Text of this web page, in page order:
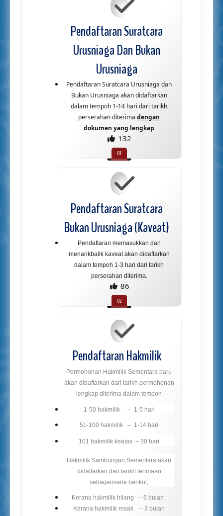
Pendaftaran Suratcara
Urusniaga Dan Bukan
Urusniaga
Pendaftaran Suratcara Urusniaga dan
Bukan Urusniaga akan didaftarkan
dalam tempoh 1-14 hari dari tarikh
perserahan diterimadengan
dokumen yang lengkap
132
Pendaftaran Suratcara
Bukan Urusniaga (Kaveat)
Pendaftaran memasukkan dan
menarikbalik kaveat akan didaftarkan
dalam tempoh 1-3 hari dari tarikh
perserahan diterima.
86
Pendaftaran Hakmilik
Permohonan Hakmilik Sementara baru
akan didaftarkan dari tarikh permohonan
lengkap diterima dalam tempoh
1-50 hakmilik – 1-5 hari
51-100 hakmilik – 1-14 hari
101 hakmilik keatas – 30 hari
Hakmilik Sambungan Sementara akan
didaftarkan dari tarikh terimaan
sebagaimana berikut,
Kerana hakmilik hilang – 6 bulan
Kerana hakmilik rosak – 3 bulan